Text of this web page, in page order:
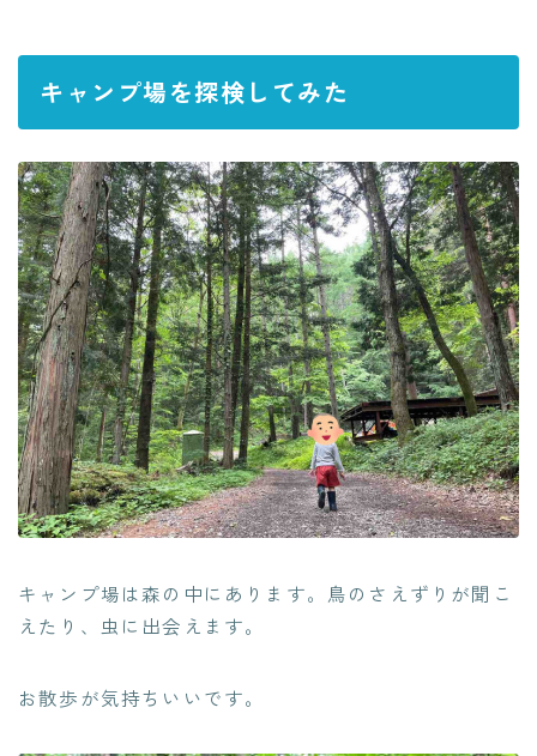
キャンプ場を探検してみた
キャンプ場は森の中にあります。鳥のさえずりが聞こ
えたり、虫に出会えます。
お散歩が気持ちいいです。